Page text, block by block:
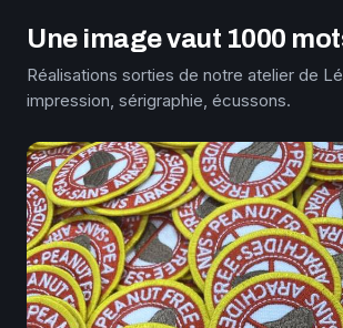
Une image vaut 1000
Réalisations sorties de notre atelier de
impression, sérigraphie, écussons.